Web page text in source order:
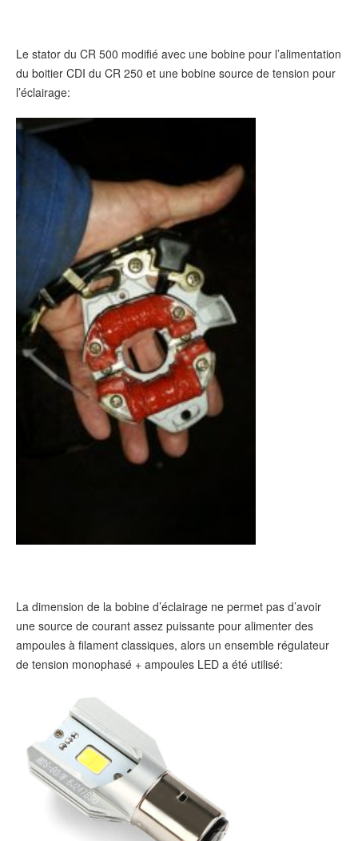
Le stator du CR 500 modifié avec une bobine pour l’alimentation
du boitier CDI du CR 250 et une bobine source de tension pour
l’éclairage:
La dimension de la bobine d’éclairage ne permet pas d’avoir
une source de courant assez puissante pour alimenter des
ampoules à filament classiques, alors un ensemble régulateur
de tension monophasé + ampoules LED a été utilisé: